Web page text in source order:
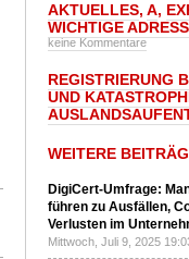
AKTUELLES, A,
WICHTIGE
keine Kommentare
REGISTRIERUNG
UND
WEITERE
DigiCert-Umfrage:
führen zu Ausfällen,
Verlusten im
Mittwoch, Juli 9, 2025